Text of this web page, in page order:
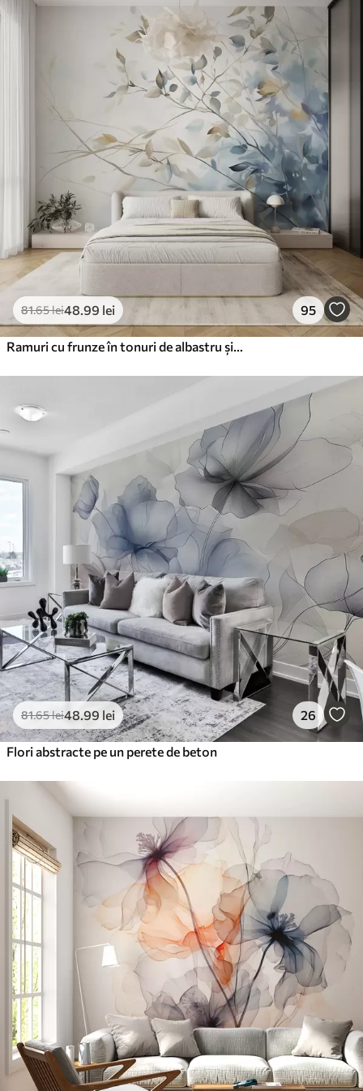
/m²
Premium
132 .01lei/m²
Vinil Premium
250.00150 /m²
Peel and Stick
300 180
81.65lei48 .99 lei 95
81.65lei48.99 lei 26
Flori abstracte pe un perete de beton